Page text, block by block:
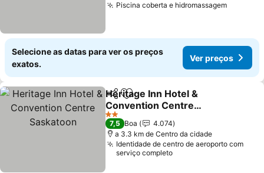
Piscina coberta e hidromassagemVer
Selecione as datas para ver os preços
exatos.
Ver preços
PartilharAdicionar aos favoritos
Heritage Inn Hotel &
Convention Centre
Saskatoon
Ver preços
2 Estrelas
7,5 Boa
4.074
a 3.3 km de Centro da cidade
Identidade de centro de aeroporto com
serviço completo